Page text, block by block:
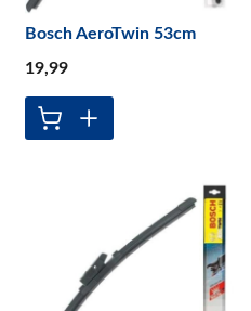
Bosch AeroTwin 53cm
19,99